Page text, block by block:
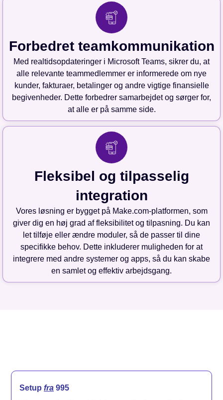
Forbedret teamkommunikation
Med realtidsopdateringer i Microsoft Teams, sikrer du, at
alle relevante teammedlemmer er informerede om nye
kunder, fakturaer, betalinger og andre vigtige finansielle
begivenheder. Dette forbedrer samarbejdet og sørger for,
at alle er på samme side.
Fleksibel og tilpasselig
integration
Vores løsning er bygget på Make.com-platformen, som
giver dig en høj grad af fleksibilitet og tilpasning. Du kan
let tilføje eller ændre moduler, så de passer til dine
specifikke behov. Dette inkluderer muligheden for at
integrere med andre systemer og apps, så du kan skabe
en samlet og effektiv arbejdsgang.
Setup fra 995